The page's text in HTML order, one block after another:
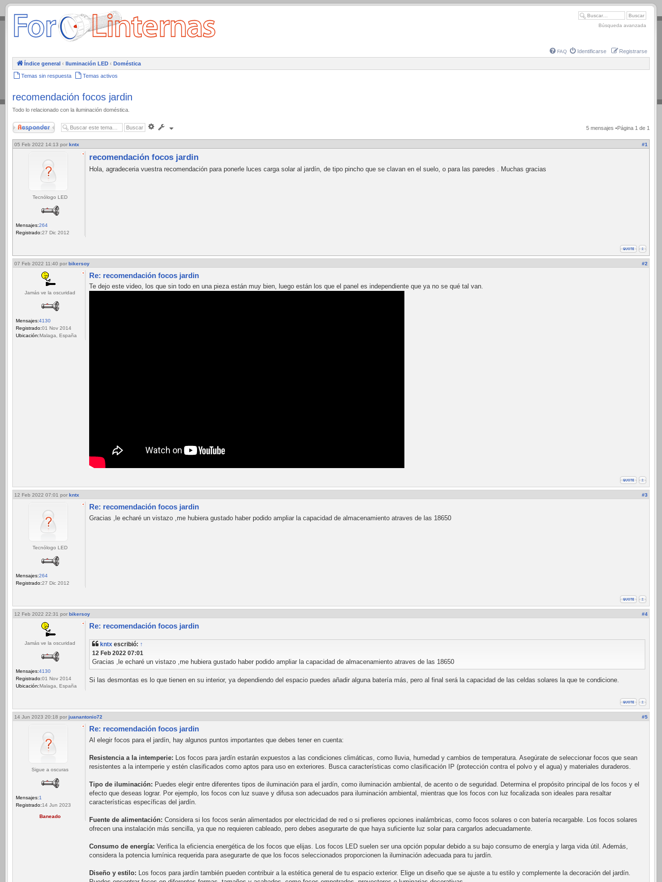
.
Búsqueda avanzada
FAQ Identificarse Registrarse
Índice general ‹ Iluminación LED ‹ Doméstica
Temas sin respuesta Temas activos
recomendación focos jardin
Todo lo relacionado con la iluminación doméstica.
Responder
Búsqueda
5 mensajes •Página 1 de 1
05 Feb 2022 14:13 por kntx #1
Tecnólogo LED
Mensajes:264
Registrado:27 Dic 2012
recomendación focos jardin
Hola, agradeceria vuestra recomendación para ponerle luces carga solar al jardín, de tipo pincho que se clavan en el suelo, o para las paredes . Muchas gracias
07 Feb 2022 11:40 por bikersoy #2
Jamás ve la oscuridad
Mensajes:4130
Registrado:01 Nov 2014
Ubicación:Malaga, España
Re: recomendación focos jardin
Te dejo este video, los que sin todo en una pieza están muy bien, luego están los que el panel es independiente que ya no se qué tal van.
12 Feb 2022 07:01 por kntx #3
Tecnólogo LED
Mensajes:264
Registrado:27 Dic 2012
Re: recomendación focos jardin
Gracias ,le echaré un vistazo ,me hubiera gustado haber podido ampliar la capacidad de almacenamiento atraves de las 18650
12 Feb 2022 22:31 por bikersoy #4
Jamás ve la oscuridad
Mensajes:4130
Registrado:01 Nov 2014
Ubicación:Malaga, España
Re: recomendación focos jardin
kntx escribió: ↑
12 Feb 2022 07:01
Gracias ,le echaré un vistazo ,me hubiera gustado haber podido ampliar la capacidad de almacenamiento atraves de las 18650
Si las desmontas es lo que tienen en su interior, ya dependiendo del espacio puedes añadir alguna batería más, pero al final será la capacidad de las celdas solares la que te condicione.
14 Jun 2023 20:18 por juanantonio72 #5
Sigue a oscuras
Mensajes:1
Registrado:14 Jun 2023
Baneado
Re: recomendación focos jardin
Al elegir focos para el jardín, hay algunos puntos importantes que debes tener en cuenta:
Resistencia a la intemperie: Los focos para jardín estarán expuestos a las condiciones climáticas, como lluvia, humedad y cambios de temperatura. Asegúrate de seleccionar focos que sean
resistentes a la intemperie y estén clasificados como aptos para uso en exteriores. Busca características como clasificación IP (protección contra el polvo y el agua) y materiales duraderos.
Tipo de iluminación: Puedes elegir entre diferentes tipos de iluminación para el jardín, como iluminación ambiental, de acento o de seguridad. Determina el propósito principal de los focos y el
efecto que deseas lograr. Por ejemplo, los focos con luz suave y difusa son adecuados para iluminación ambiental, mientras que los focos con luz focalizada son ideales para resaltar
características específicas del jardín.
Fuente de alimentación: Considera si los focos serán alimentados por electricidad de red o si prefieres opciones inalámbricas, como focos solares o con batería recargable. Los focos solares
ofrecen una instalación más sencilla, ya que no requieren cableado, pero debes asegurarte de que haya suficiente luz solar para cargarlos adecuadamente.
Consumo de energía: Verifica la eficiencia energética de los focos que elijas. Los focos LED suelen ser una opción popular debido a su bajo consumo de energía y larga vida útil. Además,
considera la potencia lumínica requerida para asegurarte de que los focos seleccionados proporcionen la iluminación adecuada para tu jardín.
Diseño y estilo: Los focos para jardín también pueden contribuir a la estética general de tu espacio exterior. Elige un diseño que se ajuste a tu estilo y complemente la decoración del jardín.